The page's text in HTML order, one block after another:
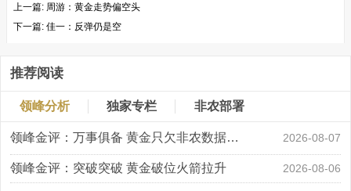
上一篇: 周游：黄金走势偏空头
下一篇: 佳一：反弹仍是空
推荐阅读
领峰分析 独家专栏 非农部署
领峰金评：万事俱备 黄金只欠非农数据“东风” 2026-08-07
领峰金评：突破突破 黄金破位火箭拉升 2026-08-06